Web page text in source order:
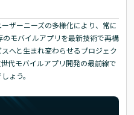
ザーニーズの多様化により、常に
モバイルアプリを最新技術で再構
へと生まれ変わらせるプロジェク
代モバイルアプリ開発の最前線で
ょう。